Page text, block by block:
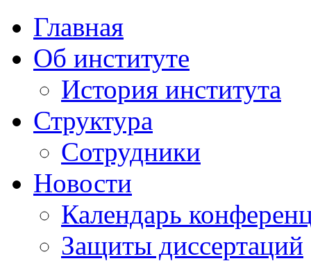
Главная
Об институте
История института
Структура
Сотрудники
Новости
Календарь
Защиты диссертаций